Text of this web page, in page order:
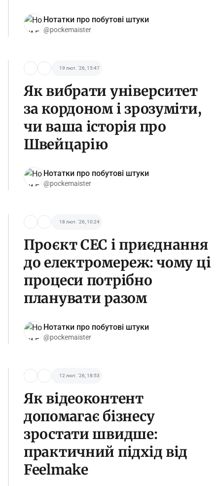
Нотатки про побутові штуки
@pockemaister
19 лют. '26, 15:47
Як вибрати університет
за кордоном і зрозуміти,
чи ваша історія про
Швейцарію
Нотатки про побутові штуки
@pockemaister
18 лют. '26, 10:24
Проєкт СЕС і приєднання
до електромереж: чому ці
процеси потрібно
планувати разом
Нотатки про побутові штуки
@pockemaister
12 лют. '26, 18:53
Як відеоконтент
допомагає бізнесу
зростати швидше:
практичний підхід від
Feelmake